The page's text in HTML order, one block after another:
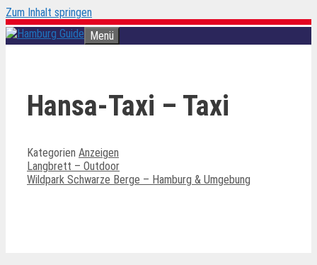
Zum Inhalt springen
Menü
Hansa-Taxi – Taxi
Kategorien Anzeigen
Langbrett – Outdoor
Wildpark Schwarze Berge – Hamburg & Umgebung